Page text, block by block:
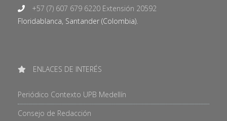
+57 (7) 607 679 6220 Extensión 20592
Floridablanca, Santander (Colombia).
ENLACES DE INTERÉS
Periódico Contexto UPB Medellín
Consejo de Redacción